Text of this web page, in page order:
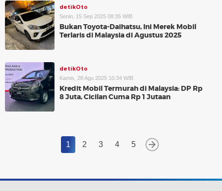
detikOto
Senin, 15 Sep 2025 08:35 WIB
Bukan Toyota-Daihatsu, Ini Merek Mobil
Terlaris di Malaysia di Agustus 2025
detikOto
Kamis, 28 Agu 2025 10:34 WIB
Kredit Mobil Termurah di Malaysia: DP Rp
8 Juta, Cicilan Cuma Rp 1 Jutaan
1 2 3 4 5